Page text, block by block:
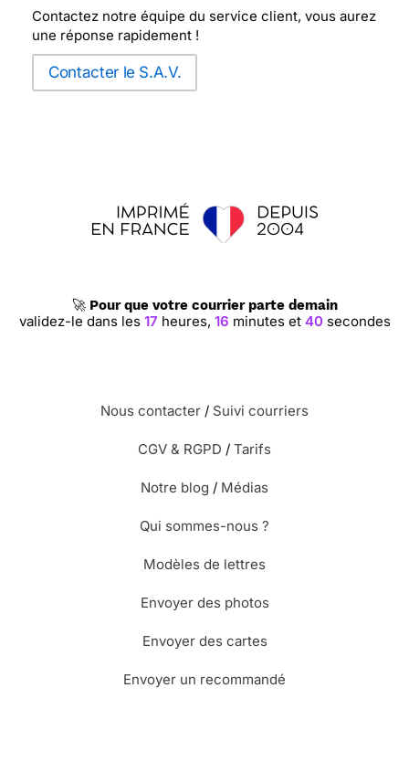
Contactez notre équipe du service client, vous aurez
une réponse rapidement !
Contacter le S.A.V.
🚀 Pour que votre courrier parte demain
validez-le dans les 17 heures, 16 minutes et 40secondes
Nous contacter / Suivi courriers
CGV & RGPD / Tarifs
Notre blog / Médias
Qui sommes-nous ?
Modèles de lettres
Envoyer des photos
Envoyer des cartes
Envoyer un recommandé